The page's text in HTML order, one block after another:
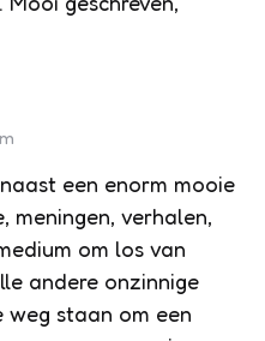
een enorm mooie
meningen, verhalen,
om los van
andere onzinnige
weg staan om een